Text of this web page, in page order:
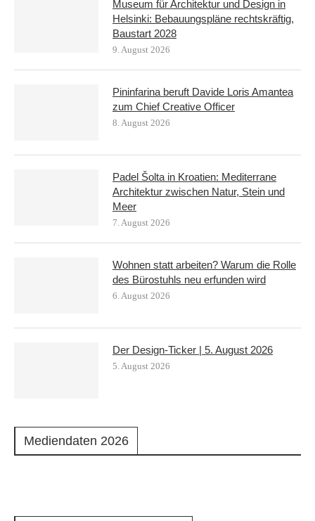
Museum für Architektur und Design in
Helsinki: Bebauungspläne rechtskräftig,
Baustart 2028
9. August 2026
Pininfarina beruft Davide Loris Amantea
zum Chief Creative Officer
8. August 2026
Padel Šolta in Kroatien: Mediterrane
Architektur zwischen Natur, Stein und
Meer
7. August 2026
Wohnen statt arbeiten? Warum die Rolle
des Bürostuhls neu erfunden wird
6. August 2026
Der Design-Ticker | 5. August 2026
5. August 2026
Mediendaten 2026